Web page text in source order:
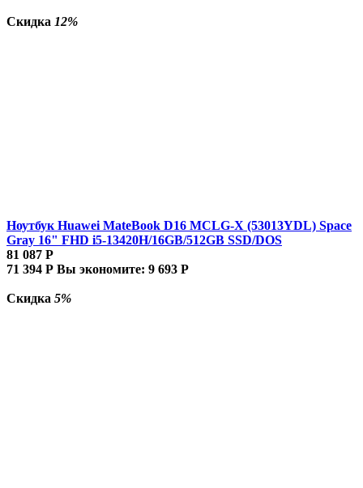
Скидка 12%
Ноутбук Huawei MateBook D16 MCLG-X (53013YDL) Space
Gray 16" FHD i5-13420H/16GB/512GB SSD/DOS
81 087 Р
71 394 Р Вы экономите: 9 693 Р
Скидка 5%